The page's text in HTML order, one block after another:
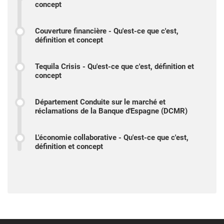
concept
Couverture financière - Qu'est-ce que c'est,
définition et concept
Tequila Crisis - Qu'est-ce que c'est, définition et
concept
Département Conduite sur le marché et
réclamations de la Banque d'Espagne (DCMR)
L'économie collaborative - Qu'est-ce que c'est,
définition et concept